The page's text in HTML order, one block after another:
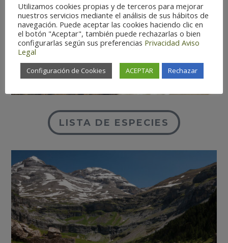
LISTA DE ESPECIES
Utilizamos cookies propias y de terceros para mejorar
nuestros servicios mediante el análisis de sus hábitos de
navegación. Puede aceptar las cookies haciendo clic en
el botón "Aceptar", también puede rechazarlas o bien
configurarlas según sus preferencias Privacidad Aviso
Legal
Configuración de Cookies ACEPTAR Rechazar